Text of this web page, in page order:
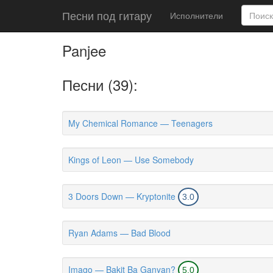
Песни под гитару Исполнители
Panjee
Песни (39):
My Chemical Romance — Teenagers
Kings of Leon — Use Somebody
3 Doors Down — Kryptonite 3.0
Ryan Adams — Bad Blood
Imago — Bakit Ba Ganyan? 5.0